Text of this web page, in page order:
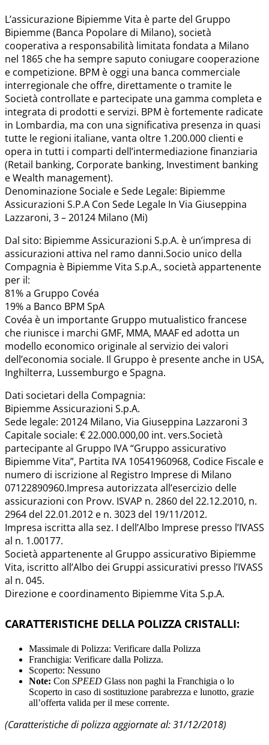
L’assicurazione Bipiemme Vita è parte del Gruppo
Bipiemme (Banca Popolare di Milano), società
cooperativa a responsabilità limitata fondata a Milano
nel 1865 che ha sempre saputo coniugare cooperazione
e competizione. BPM è oggi una banca commerciale
interregionale che offre, direttamente o tramite le
Società controllate e partecipate una gamma completa e
integrata di prodotti e servizi. BPM è fortemente radicate
in Lombardia, ma con una significativa presenza in quasi
tutte le regioni italiane, vanta oltre 1.200.000 clienti e
opera in tutti i comparti dell’intermediazione finanziaria
(Retail banking, Corporate banking, Investiment banking
e Wealth management).
Denominazione Sociale e Sede Legale: Bipiemme
Assicurazioni S.P.A Con Sede Legale In Via Giuseppina
Lazzaroni, 3 – 20124 Milano (Mi)
Dal sito: Bipiemme Assicurazioni S.p.A. è un’impresa di
assicurazioni attiva nel ramo danni.Socio unico della
Compagnia è Bipiemme Vita S.p.A., società appartenente
per il:
81% a Gruppo Covéa
19% a Banco BPM SpA
Covéa è un importante Gruppo mutualistico francese
che riunisce i marchi GMF, MMA, MAAF ed adotta un
modello economico originale al servizio dei valori
dell’economia sociale. Il Gruppo è presente anche in USA,
Inghilterra, Lussemburgo e Spagna.
Dati societari della Compagnia:
Bipiemme Assicurazioni S.p.A.
Sede legale: 20124 Milano, Via Giuseppina Lazzaroni 3
Capitale sociale: € 22.000.000,00 int. vers.Società
partecipante al Gruppo IVA “Gruppo assicurativo
Bipiemme Vita”, Partita IVA 10541960968, Codice Fiscale e
numero di iscrizione al Registro Imprese di Milano
07122890960.Impresa autorizzata all’esercizio delle
assicurazioni con Provv. ISVAP n. 2860 del 22.12.2010, n.
2964 del 22.01.2012 e n. 3023 del 19/11/2012.
Impresa iscritta alla sez. I dell’Albo Imprese presso l’IVASS
al n. 1.00177.
Società appartenente al Gruppo assicurativo Bipiemme
Vita, iscritto all’Albo dei Gruppi assicurativi presso l’IVASS
al n. 045.
Direzione e coordinamento Bipiemme Vita S.p.A.
CARATTERISTICHE DELLA POLIZZA CRISTALLI:
Massimale di Polizza: Verificare dalla Polizza
Franchigia: Verificare dalla Polizza.
Scoperto: Nessuno
Note: Con SPEED Glass non paghi la Franchigia o lo
Scoperto in caso di sostituzione parabrezza e lunotto, grazie
all’offerta valida per il mese corrente.
(Caratteristiche di polizza aggiornate al: 31/12/2018)